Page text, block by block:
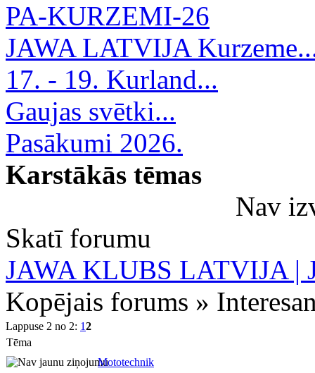
PA-KURZEMI-26
JAWA LATVIJA
17. - 19. Kurland...
Gaujas svētki...
Pasākumi 2026.
Karstākās tēmas
Nav
Skatī forumu
JAWA KLUBS LATVIJA |
Kopējais forums »
Lappuse 2 no 2: 12
Tēma
Mototechnik